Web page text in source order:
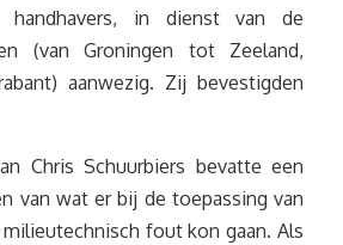
in dienst van de
(van Groningen tot Zeeland,
aanwezig. Zij bevestigden
Chris Schuurbiers bevatte een
van wat er bij de toepassing van
fout kon gaan. Als